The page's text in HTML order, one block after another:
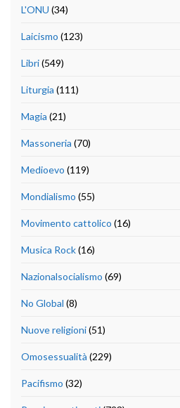
L'ONU (34)
Laicismo (123)
Libri(549)
Liturgia (111)
Magia (21)
Massoneria (70)
Medioevo (119)
Mondialismo (55)
Movimento cattolico (16)
Musica Rock(16)
Nazionalsocialismo (69)
No Global (8)
Nuove religioni(51)
Omosessualità (229)
Pacifismo (32)